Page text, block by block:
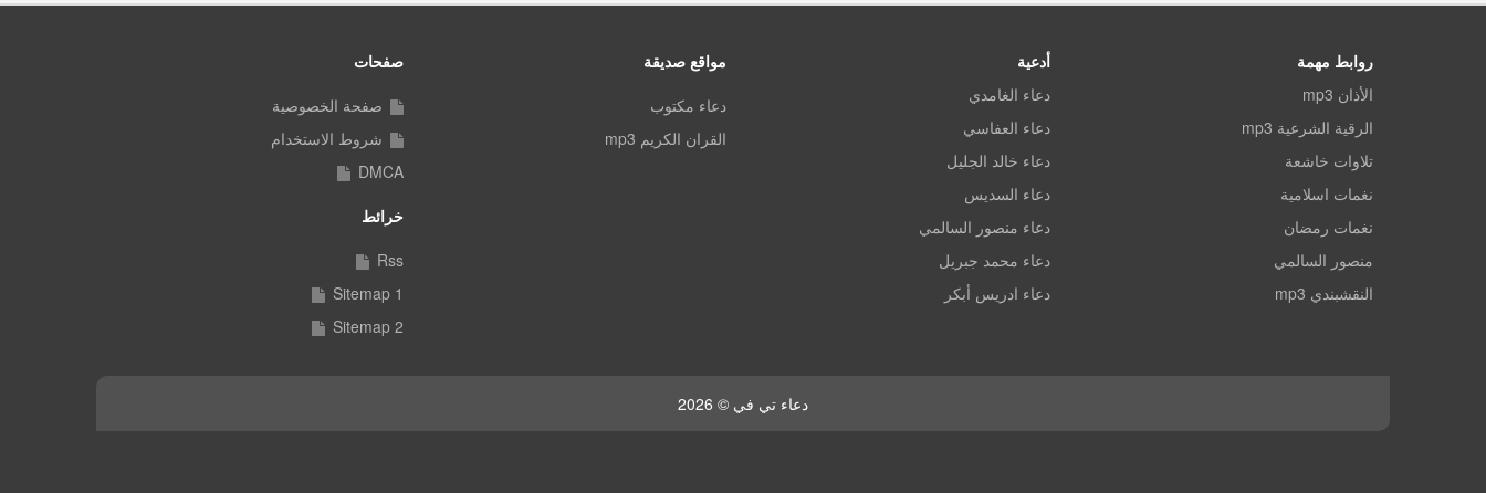
روابط مهمة
الأذان mp3
الرقية الشرعية mp3
تلاوات خاشعة
نغمات اسلامية
نغمات رمضان
منصور السالمي
النقشبندي mp3
أدعية
دعاء الغامدي
دعاء العفاسي
دعاء خالد الجليل
دعاء السديس
دعاء منصور السالمي
دعاء محمد جبريل
دعاء ادريس أبكر
مواقع صديقة
دعاء مكتوب
القران الكريم mp3
صفحات
صفحة الخصوصية
شروط الاستخدام
DMCA
خرائط
Rss
Sitemap 1
Sitemap 2
دعاء تي في © 2026